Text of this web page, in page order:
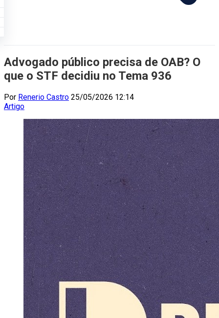
Advogado público precisa de OAB? O
que o STF decidiu no Tema 936
Por Renerio Castro 25/05/2026 12:14
Artigo